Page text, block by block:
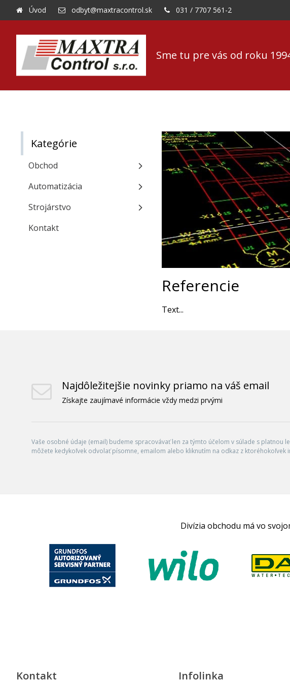
Sme tu pre vás od roku
Úvod odbyt@maxtracontrol.sk 031 / 7707 561-2
Referencie
Text...
Kategórie
Obchod
Automatizácia
Strojárstvo
Kontakt
Najdôležitejšie novinky priamo na váš email
Získajte zaujímavé informácie vždy medzi prvými
Vaše osobné údaje (email) budeme spracovávať len za týmto účelom v súlade s platnou
môžete kedykoľvek odvolať písomne, emailom alebo kliknutím na odkaz z ktoréhokoľvek
Divízia obchodu má vo
Kontakt Infolinka